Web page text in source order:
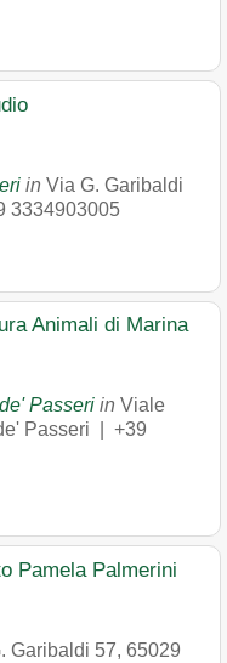
in Via G. Garibaldi
3334903005
Animali di Marina
Passeri in Viale
Passeri
+39
Pamela Palmerini
Garibaldi 57, 65029